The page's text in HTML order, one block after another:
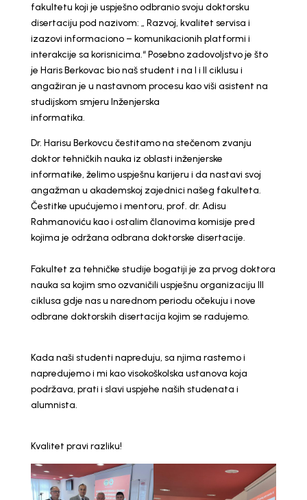
fakultetu koji je uspješno odbranio svoju doktorsku
disertaciju pod nazivom: „ Razvoj, kvalitet servisa i
izazovi informaciono – komunikacionih platformi i
interakcije sa korisnicima.“ Posebno zadovoljstvo je što
je Haris Berkovac bio naš student i na I i II ciklusu i
angažiran je u nastavnom procesu kao viši asistent na
studijskom smjeru Inženjerska
informatika.
Dr. Harisu Berkovcu čestitamo na stečenom zvanju
doktor tehničkih nauka iz oblasti inženjerske
informatike, želimo uspješnu karijeru i da nastavi svoj
angažman u akademskoj zajednici našeg fakulteta.
Čestitke upućujemo i mentoru, prof. dr. Adisu
Rahmanoviću kao i ostalim članovima komisije pred
kojima je održana odbrana doktorske disertacije.
Fakultet za tehničke studije bogatiji je za prvog doktora
nauka sa kojim smo ozvaničili uspješnu organizaciju III
ciklusa gdje nas u narednom periodu očekuju i nove
odbrane doktorskih disertacija kojim se radujemo.
Kada naši studenti napreduju, sa njima rastemo i
napredujemo i mi kao visokoškolska ustanova koja
podržava, prati i slavi uspjehe naših studenata i
alumnista.
Kvalitet pravi razliku!